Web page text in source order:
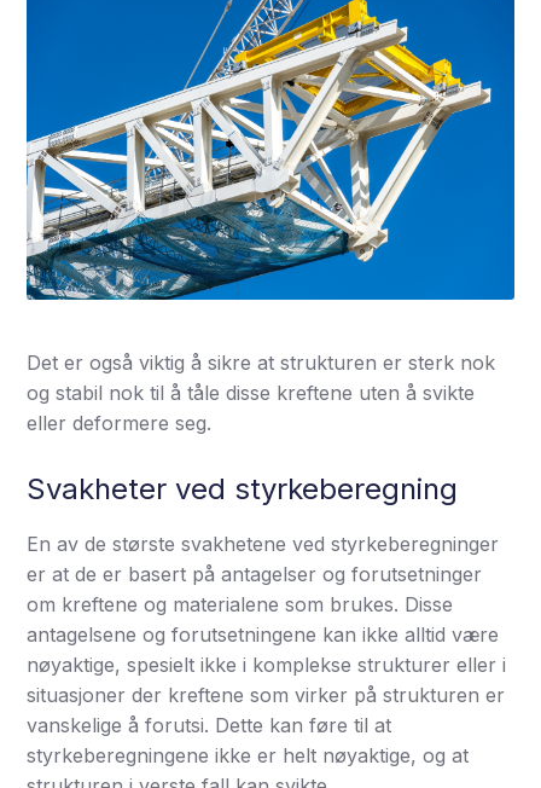
Det er også viktig å sikre at strukturen er sterk nok
og stabil nok til å tåle disse kreftene uten å svikte
eller deformere seg.
Svakheter ved styrkeberegning
En av de største svakhetene ved styrkeberegninger
er at de er basert på antagelser og forutsetninger
om kreftene og materialene som brukes. Disse
antagelsene og forutsetningene kan ikke alltid være
nøyaktige, spesielt ikke i komplekse strukturer eller i
situasjoner der kreftene som virker på strukturen er
vanskelige å forutsi. Dette kan føre til at
styrkeberegningene ikke er helt nøyaktige, og at